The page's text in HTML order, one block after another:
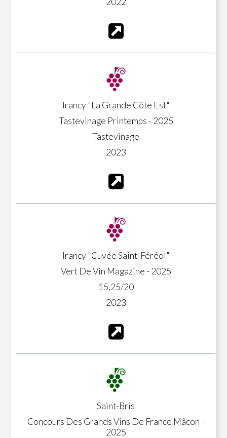
Irancy "La Grande Côte Est"
Tastevinage Printemps - 2025
Tastevinage
2023
Irancy "Cuvée Saint-Féréol"
Vert De Vin Magazine - 2025
15,25/20
2023
Saint-Bris
Concours Des Grands Vins De France Mâcon -
2025